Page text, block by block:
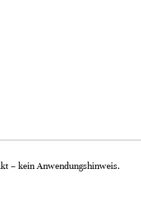
– kein Anwendungshinweis.